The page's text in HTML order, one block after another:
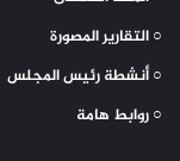
○ التقارير المصورة
○ أنشطة رئيس المجلس
○ روابط هامة